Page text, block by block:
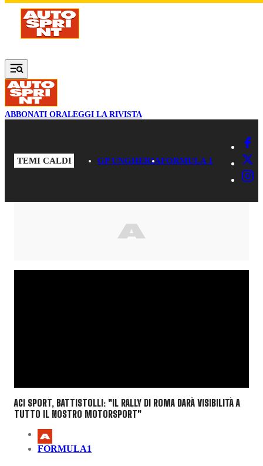
Vai al contenuto principale
ABBONATI ORALEGGI LA RIVISTA
TEMI CALDI GP UNGHERIAFORMULA 1
ACI SPORT, BATTISTOLLI: "IL RALLY DI ROMA DARÀ VISIBILITÀ A
TUTTO IL NOSTRO MOTORSPORT"
FORMULA1